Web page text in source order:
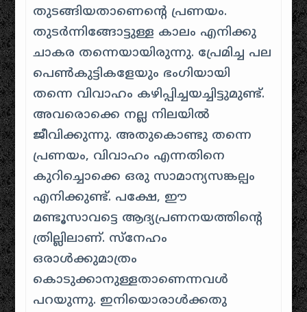
തുടങ്ങിയതാണെന്റെ പ്രണയം.
തുടര്‍ന്നിങ്ങോട്ടുള്ള കാലം എനിക്കു
ചാകര തന്നെയായിരുന്നു. പ്രേമിച്ച പല
പെണ്‍‌കുട്ടികളേയും ഭംഗിയായി
തന്നെ വിവാഹം കഴിപ്പിച്ചയച്ചിട്ടുമുണ്ട്.
അവരൊക്കെ നല്ല നിലയില്‍
ജീവിക്കുന്നു. അതുകൊണ്ടു തന്നെ
പ്രണയം, വിവാഹം എന്നതിനെ
കുറിച്ചൊക്കെ ഒരു സാമാന്യസങ്കല്പം
എനിക്കുണ്ട്. പക്ഷേ, ഈ
മണ്ടൂസാവട്ടെ ആദ്യപ്രണനയത്തിന്റെ
ത്രില്ലിലാണ്‌. സ്നേഹം
ഒരാള്‍ക്കുമാത്രം
കൊടുക്കാനുള്ളതാണെന്നവള്‍
പറയുന്നു. ഇനിയൊരാള്‍ക്കതു